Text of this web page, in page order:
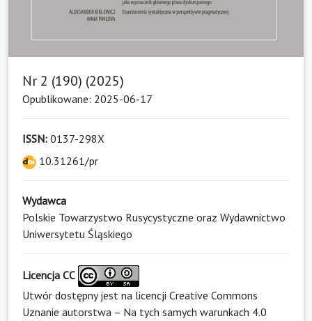
Nr 2 (190) (2025)
Opublikowane: 2025-06-17
ISSN: 0137-298X
10.31261/pr
Wydawca
Polskie Towarzystwo Rusycystyczne oraz Wydawnictwo
Uniwersytetu Śląskiego
Licencja CC
Utwór dostępny jest na licencji Creative Commons
Uznanie autorstwa – Na tych samych warunkach 4.0